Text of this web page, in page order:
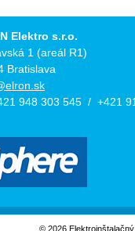
Elektro s.r.o.
1 (areál R1)
Bratislava
948 303 545 / +421
© 2026